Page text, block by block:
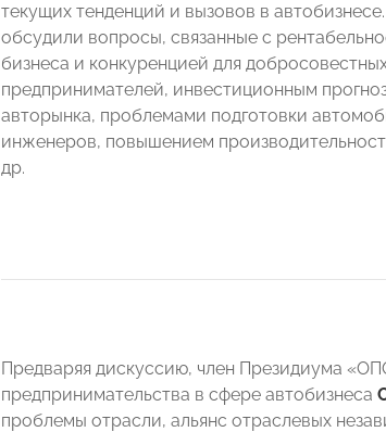
текущих тенденций и вызовов в
обсудили вопросы, связанные с
бизнеса и конкуренцией для
предпринимателей, инвестиционным
авторынка, проблемами подготовки
инженеров, повышением
др.
Предваряя дискуссию, член Президиума
предпринимательства в сфере автобизнеса
проблемы отрасли, альянс отраслевых